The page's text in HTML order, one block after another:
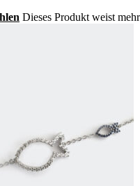
Dieses Produkt weist